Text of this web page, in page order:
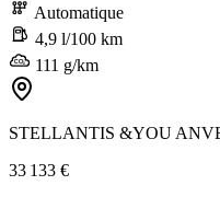
Automatique
4,9 l/100 km
111 g/km
STELLANTIS &YOU
33 133 €